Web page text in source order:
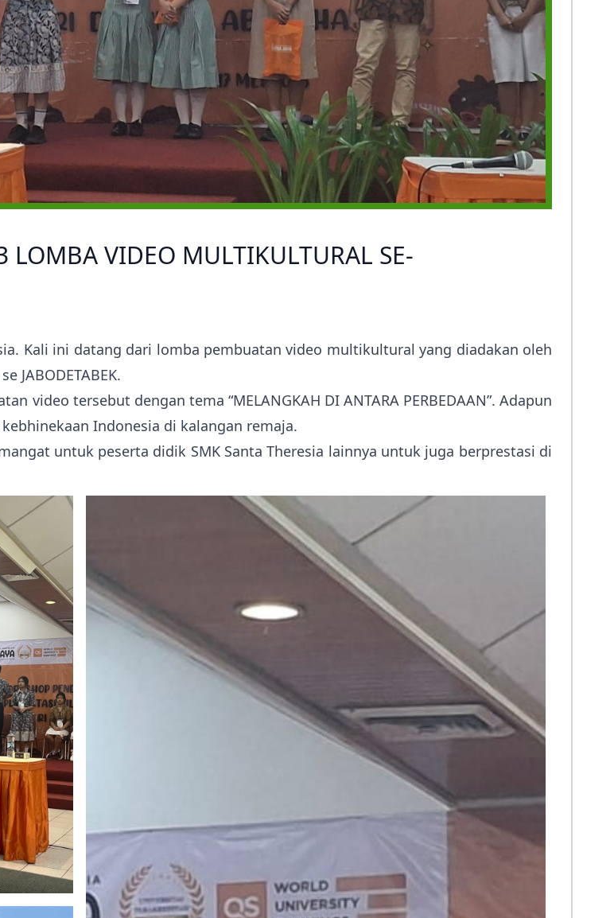
LOMBA VIDEO MULTIKULTURAL SE-
Kali ini datang dari lomba pembuatan video multikultural yang diadakan oleh
JABODETABEK.
video tersebut dengan tema “MELANGKAH DI ANTARA PERBEDAAN”. Adapun
Indonesia di kalangan remaja.
untuk peserta didik SMK Santa Theresia lainnya untuk juga berprestasi di